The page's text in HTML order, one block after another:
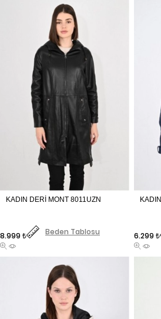
8.999 ₺
Beden Tablosu
6.299 ₺